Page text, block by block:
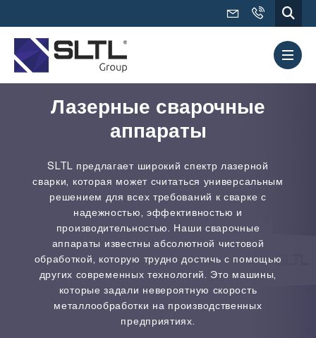
Лазерные сварочные
аппараты
SLTL предлагает широкий спектр лазерной
сварки, которая может считаться универсальным
решением для всех требований к сварке с
надежностью, эффективностью и
производительностью. Наши сварочные
аппараты известны абсолютной чистовой
обработкой, которую трудно достичь с помощью
других современных технологий. Это машины,
которые задали невероятную скорость
металлообработки на производственных
предприятиях.